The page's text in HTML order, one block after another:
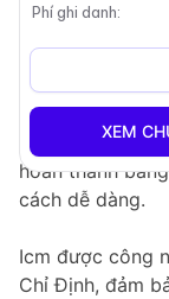
Nằm ở
thông qua việc
trung mạnh mẽ
Trường cao
suôn sẻ đến
hoàn thành
cách dễ dàng.
Icm được công
Chỉ Định, đảm
Phí ghi danh:
XEM